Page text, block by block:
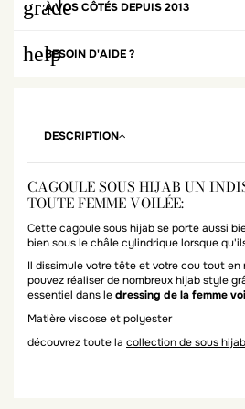
grade
À VOS CÔTÉS DEPUIS 2013
helpBESOIN D'AIDE ?
DESCRIPTION
CAGOULE SOUS HIJAB UN
TOUTE FEMME VOILÉE:
Cette cagoule sous hijab se porte aussi
bien sous le châle cylindrique lorsque
Il dissimule votre tête et votre cou tout en
pouvez réaliser de nombreux hijab style
essentiel dans ledressing de la femme
Matière viscose et polyester
découvrez toute la collection de sous hijab